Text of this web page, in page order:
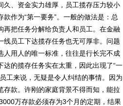
久、资金实力雄厚，员工揽存压力较小
作为“第一要务”。一般的做法是：总
把任务分解给负责人和员工。在金融
员工下达揽存任务也无可厚非。问题
用人的唯一标准，往往是行长完不成
的揽存任务实在太重，因此出现了“一
工来说，无疑是令人纠结的事情。因为
款。许刚的家庭背景不得而知，能拉
万存款必须存为3个月的定期，结果